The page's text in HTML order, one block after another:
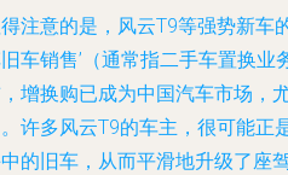
注意的是，风云T9等强势新车
车销售’（通常指二手车置换
增换购已成为中国汽车市场，
许多风云T9的车主，很可能正
的旧车，从而平滑地升级了座驾